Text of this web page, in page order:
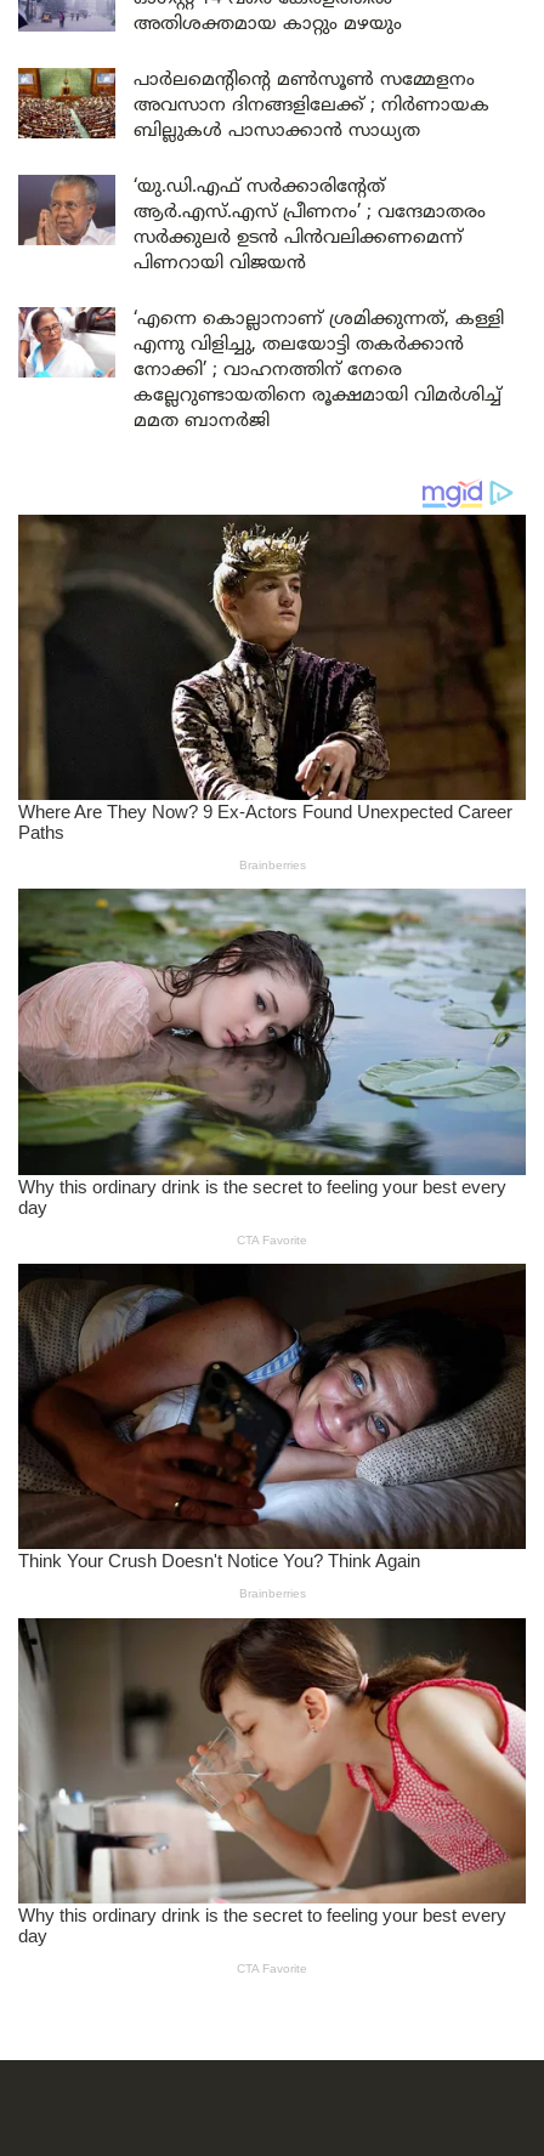
അതിശക്തമായ കാറ്റും മഴയും
പാർലമെന്റിന്റെ മൺസൂൺ സമ്മേളനം
അവസാന ദിനങ്ങളിലേക്ക് ; നിർണായക
ബില്ലുകൾ പാസാക്കാൻ സാധ്യത
‘യു.ഡി.എഫ് സർക്കാരിന്റേത്
ആർ.എസ്.എസ് പ്രീണനം’ ; വന്ദേമാതരം
സർക്കുലർ ഉടൻ പിൻവലിക്കണമെന്ന്
പിണറായി വിജയൻ
‘എന്നെ കൊല്ലാനാണ് ശ്രമിക്കുന്നത്, കള്ളി
എന്നു വിളിച്ചു, തലയോട്ടി തകർക്കാൻ
നോക്കി’ ; വാഹനത്തിന് നേരെ
കല്ലേറുണ്ടായതിനെ രൂക്ഷമായി വിമർശിച്ച്
മമത ബാനർജി